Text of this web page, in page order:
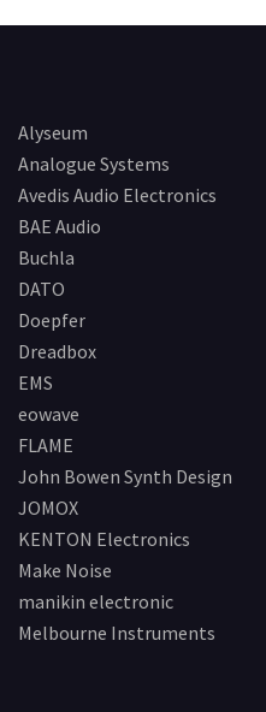
Alyseum
Analogue Systems
Avedis Audio Electronics
BAE Audio
Buchla
DATO
Doepfer
Dreadbox
EMS
eowave
FLAME
John Bowen Synth Design
JOMOX
KENTON Electronics
Make Noise
manikin electronic
Melbourne Instruments